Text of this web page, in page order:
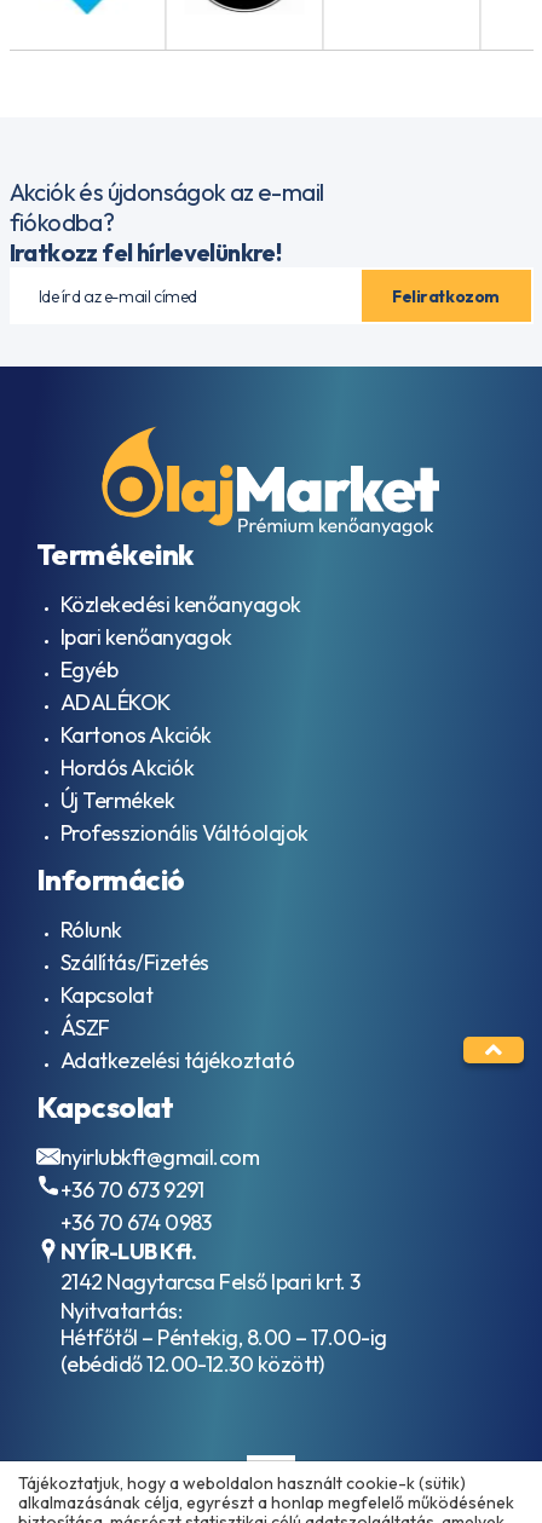
Akciók és újdonságok az e-mail
fiókodba?
Iratkozz fel hírlevelünkre!
Termékeink
Közlekedési kenőanyagok
Ipari kenőanyagok
Egyéb
ADALÉKOK
Kartonos Akciók
Hordós Akciók
Új Termékek
Professzionális Váltóolajok
Információ
Rólunk
Szállítás/Fizetés
Kapcsolat
ÁSZF
Adatkezelési tájékoztató
Kapcsolat
nyirlubkft@gmail.com
+36 70 673 9291
+36 70 674 0983
NYÍR-LUB Kft.
2142 Nagytarcsa Felső Ipari krt. 3
Nyitvatartás:
Hétfőtől – Péntekig, 8.00 – 17.00-ig
(ebédidő 12.00-12.30 között)
Tájékoztatjuk, hogy a weboldalon használt cookie-k (sütik)
alkalmazásának célja, egyrészt a honlap megfelelő működésének